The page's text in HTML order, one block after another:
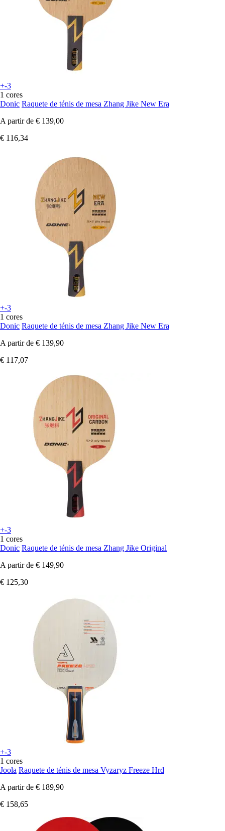
+-3
1 cores
Donic Raquete de ténis de mesa Zhang Jike New Era
A partir de € 139,00
€ 116,34
+-3
1 cores
Donic Raquete de ténis de mesa Zhang Jike New Era
A partir de € 139,90
€ 117,07
+-3
1 cores
Donic Raquete de ténis de mesa Zhang Jike Original
A partir de € 149,90
€ 125,30
+-3
1 cores
Joola Raquete de ténis de mesa Vyzaryz Freeze Hrd
A partir de € 189,90
€ 158,65